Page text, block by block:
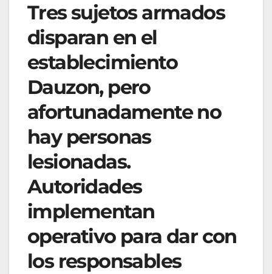
Tres sujetos armados
disparan en el
establecimiento
Dauzon, pero
afortunadamente no
hay personas
lesionadas.
Autoridades
implementan
operativo para dar con
los responsables